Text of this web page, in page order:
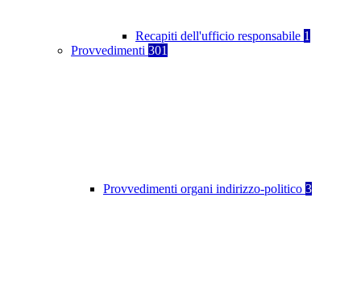
Recapiti dell'ufficio responsabile 1
Provvedimenti 301
Provvedimenti organi indirizzo-politico 3